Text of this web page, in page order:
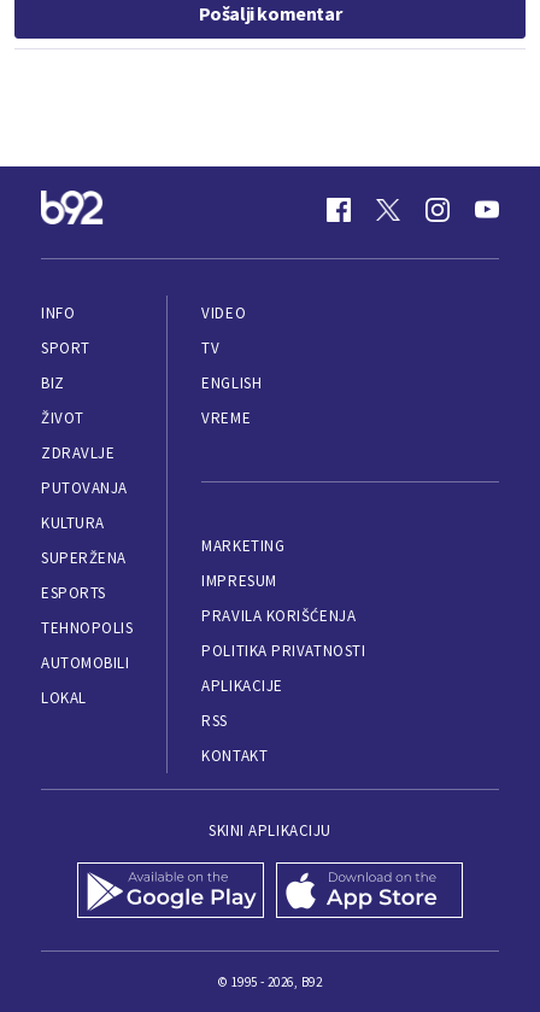
Pošalji komentar
INFO
SPORT
BIZ
ŽIVOT
ZDRAVLJE
PUTOVANJA
KULTURA
SUPERŽENA
ESPORTS
TEHNOPOLIS
AUTOMOBILI
LOKAL
VIDEO
TV
ENGLISH
VREME
MARKETING
IMPRESUM
PRAVILA KORIŠĆENJA
POLITIKA PRIVATNOSTI
APLIKACIJE
RSS
KONTAKT
SKINI APLIKACIJU
© 1995 - 2026, B92